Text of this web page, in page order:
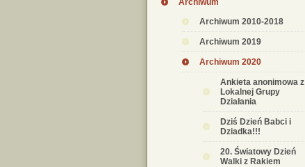
Archiwum
Archiwum 2010-2018
Archiwum 2019
Archiwum 2020
Ankieta anonimowa z
Lokalnej Grupy
Działania
Dziś Dzień Babci i
Dziadka!!!
20. Światowy Dzień
Walki z Rakiem